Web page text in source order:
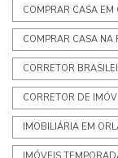
COMPRAR CASA EM
COMPRAR CASA NA
CORRETOR
CORRETOR DE
IMOBILIÁRIA EM